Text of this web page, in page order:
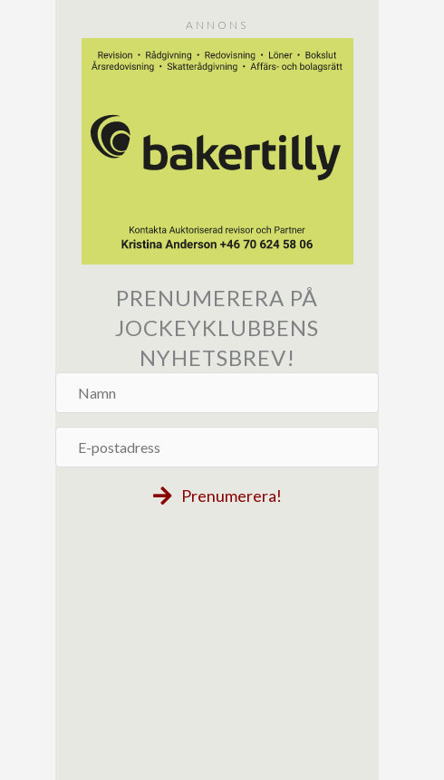
ANNONS
PRENUMERERA PÅ
JOCKEYKLUBBENS
NYHETSBREV!
Namn
postadress
Prenumerera!